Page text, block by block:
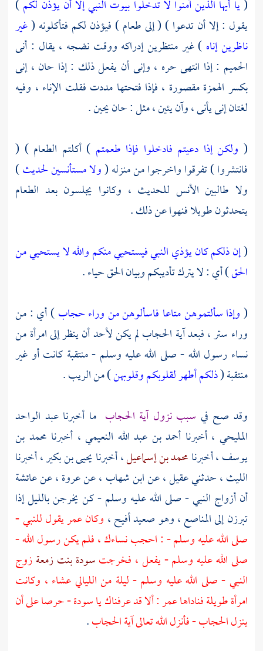
(يا أيها الذين آمنوا لا تدخلوا بيوت النبي إلا أن يؤذن لكم)
يقول : إلا أن تدعوا ) ( إلى طعام ) فيؤذن لكم فتأكلونه (غير
ناظرين إناه ) غير منتظرين إدراكه ووقت نضجه ، يقال : أنى
الحميم : إذا انتهى حره ، وإنى أن يفعل ذلك : إذا حان ، إنى
بكسر الهمزة مقصورة ، فإذا فتحتها مددت فقلت الإناء ، وفيه
لغتان إنى يأنى ، وآن يئين ، مثل : حان يحين .
( ولكن إذا دعيتم فادخلوا فإذا طعمتم ) أكلتم الطعام ) (
فانتشروا ) تفرقوا واخرجوا من منزله (ولا مستأنسين لحديث)
ولا طالبين الأنس للحديث ، وكانوا يجلسون بعد الطعام
يتحدثون طويلا فنهوا عن ذلك .
(إن ذلكم كان يؤذي النبي فيستحيي منكم والله لا يستحيي من
الحق) أي : لا يترك تأديبكم وبيان الحق حياء .
(وإذا سألتموهن متاعا فاسألوهن من وراء حجاب) أي : من
وراء ستر ، فبعد آية الحجاب لم يكن لأحد أن ينظر إلى امرأة من
نساء رسول الله - صلى الله عليه وسلم - منتقبة كانت أو غير
منتقبة (ذلكم أطهر لقلوبكم وقلوبهن) من الريب .
وقد صح في سبب نزول آية الحجاب ما أخبرناعبد الواحد
المليحي ، أخبرنا أحمد بن عبد الله النعيمي ، أخبرنا محمد بن
يوسف، أخبرنامحمد بن إسماعيل، أخبرنايحيى بن بكير، أخبرنا
الليث، حدثنيعقيل، عنابن شهاب ، عنعروة، عنعائشة
أن أزواج النبي - صلى الله عليه وسلم - كن يخرجن بالليل إذا
تبرزن إلى المناصع ، وهو صعيد أفيح ، وكان عمر يقول للنبي -
صلى الله عليه وسلم - : احجب نساءك ، فلم يكن رسول الله -
صلى الله عليه وسلم - يفعل ، فخرجتسودة بنت زمعةزوج
النبي - صلى الله عليه وسلم - ليلة من الليالي عشاء ، وكانت
امرأة طويلة فناداهاعمر: ألا قد عرفناك ياسودة- حرصا على أن
ينزل الحجاب - فأنزل الله تعالى آية الحجاب.